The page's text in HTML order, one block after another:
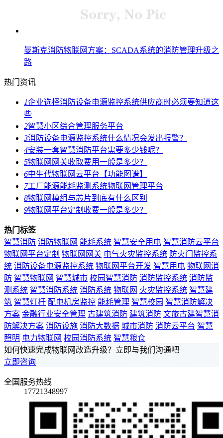
曼斯克消防物联网方案：SCADA系统的消防管理升级之
路
热门资讯
1企业选择消防设备电源监控系统供应商时必须要知道这
些
2智慧小区综合管理服务平台
3消防设备电源监控系统什么情况会发出报警？
4安装一套智慧消防平台需要多少钱呢？
5物联网网关收取费用一般是多少？
6中生代物联网云平台【功能图谱】
7工厂能源能耗监测系统物联网管理平台
8物联网模组与芯片到底有什么区别
9物联网平台定制收费一般是多少？
热门标签
智慧消防 消防物联网 能耗系统 智慧安全用电 智慧消防云平台
物联网平台定制 物联网网关 电气火灾监控系统 防火门监控系
统 消防设备电源监控系统 物联网平台开发 智慧用电 物联网消
防 智慧物联网 智慧城市 校园智慧消防 消防监控系统 消防监
测系统 智慧消防系统 消防系统 物联网 火灾监控系统 智慧建
筑 智慧灯杆 配电机房监控 能耗管理 智慧校园 智慧消防解决
方案 金融行业安全管理 古建筑消防 建筑消防 文旅古建智慧消
防解决方案 消防设施 消防大数据 城市消防 消防云平台 智慧
照明 电力物联网 校园消防系统 智慧粮仓
如何快速完成物联网改造升级？立即与我们沟通吧
立即咨询
全国服务热线
17721348997